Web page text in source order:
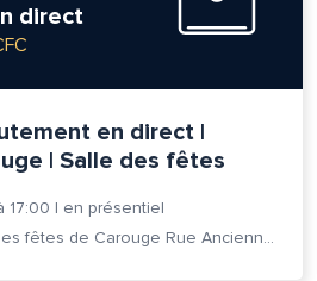
direct
en direct |
| Salle des fêtes
17:00 | en présentiel
Salle des fêtes de Carouge Rue Ancienne 37, 1227 Carouge